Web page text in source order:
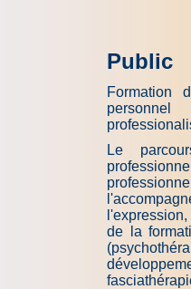
Public
Formation
Le
de la